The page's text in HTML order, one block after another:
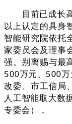
目前已成长高
以上认定的具身
智能研究院依托
家委员会及理事
强。别离赐与最
500万元、500
改委、市工信局
人工智能取大数
专委会），